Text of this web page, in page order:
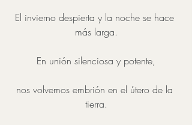
El invierno despierta y la noche se hace
más larga.
En unión silenciosa y potente,
nos volvemos embrión en el útero de la
tierra.